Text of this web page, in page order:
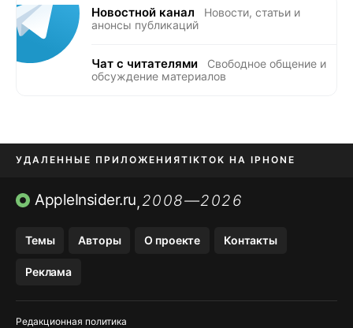
Новостной канал
Новости, статьи и
анонсы публикаций
Чат с читателями
Свободное общение и
обсуждение материалов
УДАЛЕННЫЕ ПРИЛОЖЕНИЯTIKTOK НА IPHONE
ПРИЛОЖЕНИЯ БЕЗ APP STORE
AppleInsider.ru,2008—2026
Темы Авторы О проекте Контакты
Реклама
Редакционная политика